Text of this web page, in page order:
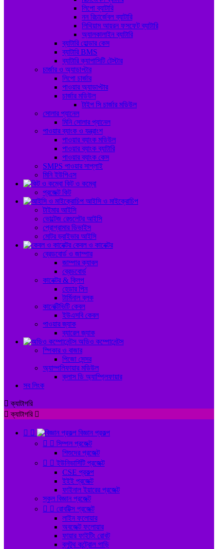
লিপো ব্যাটারি
নন রিচার্জেবল ব্যাটারি
লিথিয়াম আয়রন ফসফেট ব্যাটারি
অ্যালকালাইন ব্যাটারি
ব্যাটারি হোল্ডার কেস
ব্যাটারি BMS
ব্যাটারি ক্যাপাসিটি টেস্টার
চার্জার ও অ্যাডাপ্টার
লিপো চার্জার
পাওয়ার অ্যাডাপ্টার
চার্জার মডিউল
টাইপ সি চার্জার মডিউল
সোলার প্যানেল
মিনি সোলার প্যানেল
পাওয়ার ব্যাংক ও যন্ত্রাংশ
পাওয়ার ব্যাংক মডিউল
পাওয়ার ব্যাংক ব্যাটারি
পাওয়ার ব্যাংক কেস
SMPS পাওয়ার সাপ্লাই
মিনি ইউপিএস
কিট ও কম্বো
প্রজেক্ট কিট
আইসি ও মাইক্রোচিপ
টাইমার আইসি
ভোল্টেজ রেগুলেটর আইসি
প্রোগ্রামার ডিভাইস
মোটর ড্রাইভার আইসি
কেবল ও কানেক্টর
ব্রেডবোর্ড ও জাম্পার
জাম্পার ক্যাবল
ব্রেডবোর্ড
কানেক্টর & ক্লিপ
হেডার পিন
টার্মিনাল ব্লক
কানেক্টিভিটি কেবল
ইউএসবি কেবল
পাওয়ার জ্যাক
ব্যারেল জ্যাক
অডিও কম্পোনেন্টস
স্পিকার ও বাজার
পিজো সেন্সর
অ্যাম্পলিফায়ার মডিউল
ক্লাস ডি অ্যাম্প্লিফায়ার
সব লিংক
 ক্যাটাগরি
 ক্যাটাগরি 
 
বিজ্ঞান প্রকল্প
  সিম্পল প্রজেক্ট
শিশুদের প্রজেক্ট
  ইউনিভার্সিটি প্রজেক্ট
CSE প্রকল্প
ইইই প্রজেক্ট
ফাইনাল ইয়ারের প্রজেক্ট
স্কুল বিজ্ঞান প্রজেক্ট
  রোবটিক্স প্রজেক্ট
লাইন ফলোয়ার
অবজেক্ট ফলোয়ার
ফায়ার ফাইটিং রোবট
ব্লুটুথ কন্ট্রোল গাড়ি